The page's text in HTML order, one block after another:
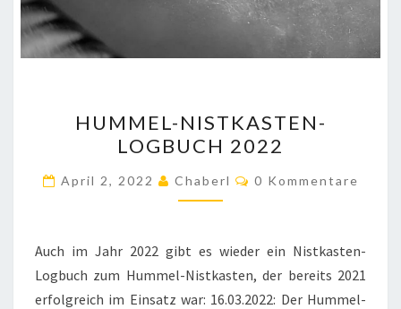
NISTKASTEN-
LOGBUCH
2022
HUMMEL-NISTKASTEN-
LOGBUCH 2022
April 2, 2022 Chaberl Kommentare
0 Kommentare
Auch im Jahr 2022 gibt es wieder ein Nistkasten-
Logbuch zum Hummel-Nistkasten, der bereits 2021
erfolgreich im Einsatz war: 16.03.2022: Der Hummel-